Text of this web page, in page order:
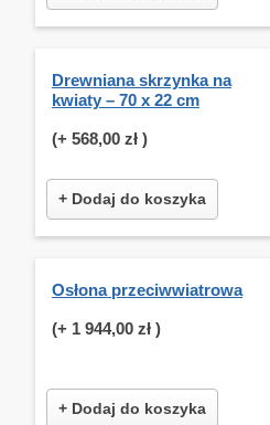
Drewniana skrzynka na
kwiaty – 70 x 22 cm
(+ 568,00 zł )
+ Dodaj do koszyka
Osłona przeciwwiatrowa
(+ 1 944,00 zł )
+ Dodaj do koszyka